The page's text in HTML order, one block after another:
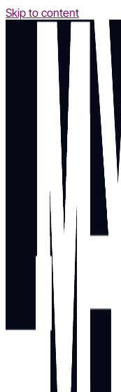
Skip to content